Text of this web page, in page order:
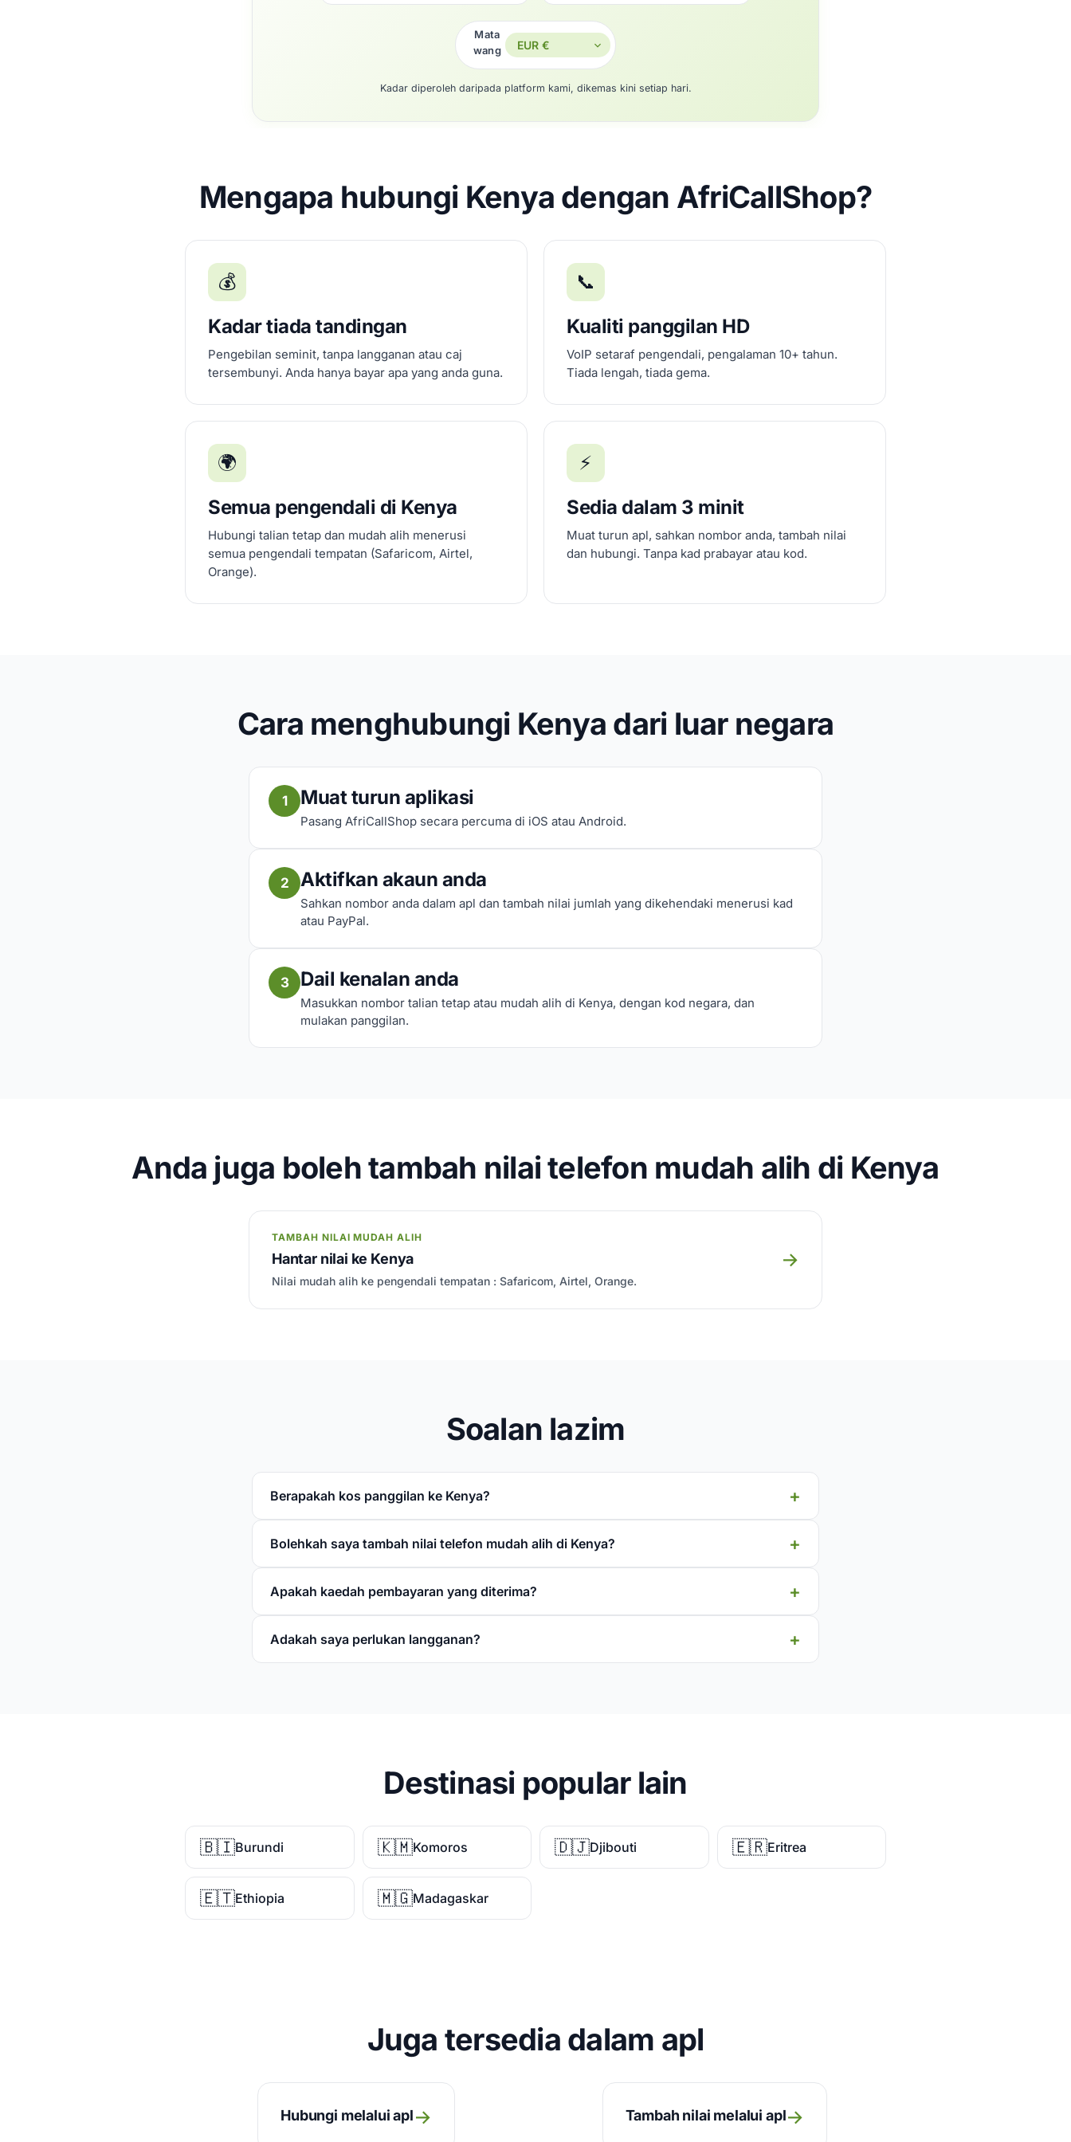
Mata
wang
Kadar diperoleh daripada platform kami, dikemas kini setiap hari.
Mengapa hubungi Kenya dengan AfriCallShop?
💰
Kadar tiada tandingan
Pengebilan seminit, tanpa langganan atau caj
tersembunyi. Anda hanya bayar apa yang anda guna.
📞
Kualiti panggilan HD
VoIP setaraf pengendali, pengalaman 10+ tahun.
Tiada lengah, tiada gema.
🌍
Semua pengendali di Kenya
Hubungi talian tetap dan mudah alih menerusi
semua pengendali tempatan (Safaricom, Airtel,
Orange).
⚡
Sedia dalam 3 minit
Muat turun apl, sahkan nombor anda, tambah nilai
dan hubungi. Tanpa kad prabayar atau kod.
Cara menghubungi Kenya dari luar negara
1 Muat turun aplikasi
Pasang AfriCallShop secara percuma di iOS atau Android.
2 Aktifkan akaun anda
Sahkan nombor anda dalam apl dan tambah nilai jumlah yang dikehendaki menerusi kad
atau PayPal.
3 Dail kenalan anda
Masukkan nombor talian tetap atau mudah alih di Kenya, dengan kod negara, dan
mulakan panggilan.
Anda juga boleh tambah nilai telefon mudah alih di Kenya
TAMBAH NILAI MUDAH ALIH
Hantar nilai ke Kenya
Nilai mudah alih ke pengendali tempatan : Safaricom, Airtel, Orange.
→
Soalan lazim
Berapakah kos panggilan ke Kenya?
Bolehkah saya tambah nilai telefon mudah alih di Kenya?
Apakah kaedah pembayaran yang diterima?
Adakah saya perlukan langganan?
Destinasi popular lain
🇧🇮Burundi 🇰🇲Komoros 🇩🇯Djibouti 🇪🇷Eritrea
🇪🇹Ethiopia 🇲🇬Madagaskar
Juga tersedia dalam apl
Hubungi melalui apl→ Tambah nilai melalui apl→